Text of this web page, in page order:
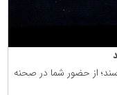
از حضور شما در صحنه